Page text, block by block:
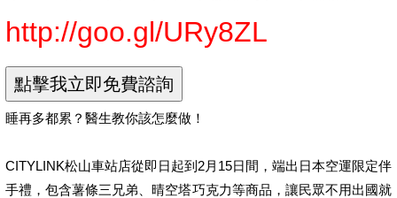
http://goo.gl/URy8ZL
睡再多都累？醫生教你該怎麼做！
CITYLINK松山車站店從即日起到2月15日間，端出日本空運限定伴
手禮，包含薯條三兄弟、晴空塔巧克力等商品，讓民眾不用出國就